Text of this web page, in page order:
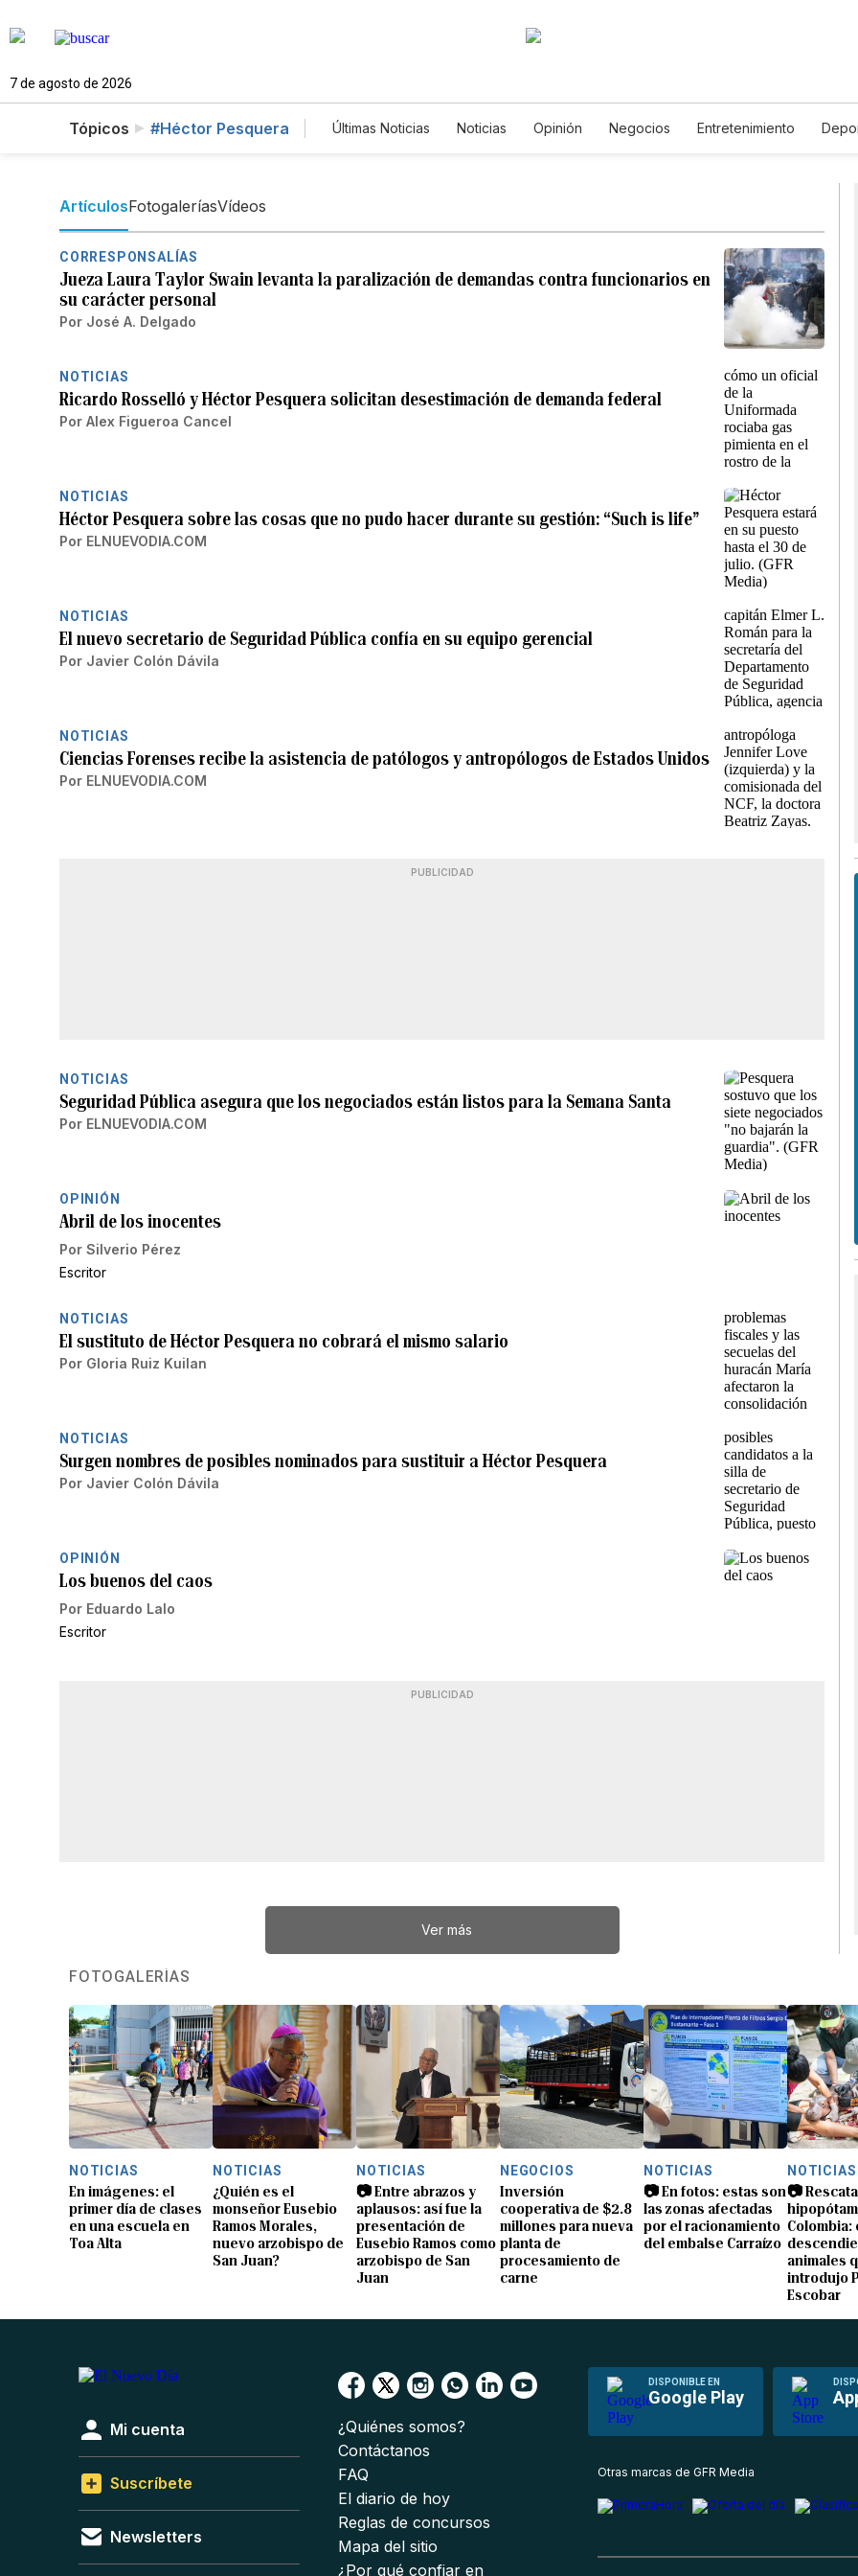
7 de agosto de 2026
Tópicos #Héctor Pesquera Últimas Noticias Noticias Opinión Negocios Entretenimiento
ArtículosFotogaleríasVídeos
CORRESPONSALÍAS
Jueza Laura Taylor Swain levanta la paralización de demandas contra funcionarios en
su carácter personal
Por José A. Delgado
NOTICIAS
Ricardo Rosselló y Héctor Pesquera solicitan desestimación de demanda federal
Por Alex Figueroa Cancel
NOTICIAS
Héctor Pesquera sobre las cosas que no pudo hacer durante su gestión: “Such is life”
Por ELNUEVODIA.COM
NOTICIAS
El nuevo secretario de Seguridad Pública confía en su equipo gerencial
Por Javier Colón Dávila
NOTICIAS
Ciencias Forenses recibe la asistencia de patólogos y antropólogos de Estados Unidos
Por ELNUEVODIA.COM
PUBLICIDAD
NOTICIAS
Seguridad Pública asegura que los negociados están listos para la Semana Santa
Por ELNUEVODIA.COM
OPINIÓN
Abril de los inocentes
Por Silverio Pérez
Escritor
NOTICIAS
El sustituto de Héctor Pesquera no cobrará el mismo salario
Por Gloria Ruiz Kuilan
NOTICIAS
Surgen nombres de posibles nominados para sustituir a Héctor Pesquera
Por Javier Colón Dávila
OPINIÓN
Los buenos del caos
Por Eduardo Lalo
Escritor
PUBLICIDAD
Ver más
FOTOGALERÍAS
NOTICIAS
En imágenes: el
primer día de clases
en una escuela en
Toa Alta
NOTICIAS
¿Quién es el
monseñor Eusebio
Ramos Morales,
nuevo arzobispo de
San Juan?
NOTICIAS
📷 Entre abrazos y
aplausos: así fue la
presentación de
Eusebio Ramos como
arzobispo de San
Juan
NEGOCIOS
Inversión
cooperativa de $2.8
millones para nueva
planta de
procesamiento de
carne
NOTICIAS
📷 En fotos: estas son
las zonas afectadas
por el racionamiento
del embalse Carraízo
NOTICIAS
📷
Colombia:
animales
introdujo
Escobar
DISPONIBLE EN
Google Play
Mi cuenta
Suscríbete
Newsletters
¿Quiénes somos?
Contáctanos
FAQ
El diario de hoy
Reglas de concursos
Mapa del sitio
¿Por qué confiar en
Otras marcas de GFR Media